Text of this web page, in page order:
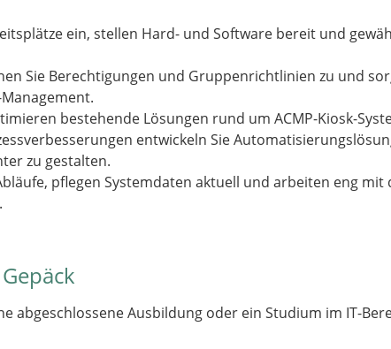
ein, stellen Hard- und Software bereit und
Sie Berechtigungen und Gruppenrichtlinien zu und
bestehende Lösungen rund um ACMP-Kiosk-
entwickeln Sie
zu gestalten.
pflegen Systemdaten aktuell und arbeiten eng
abgeschlossene Ausbildung oder ein Studium im IT-